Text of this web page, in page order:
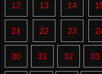
12 13 14
21 22 23
30 31 32 33